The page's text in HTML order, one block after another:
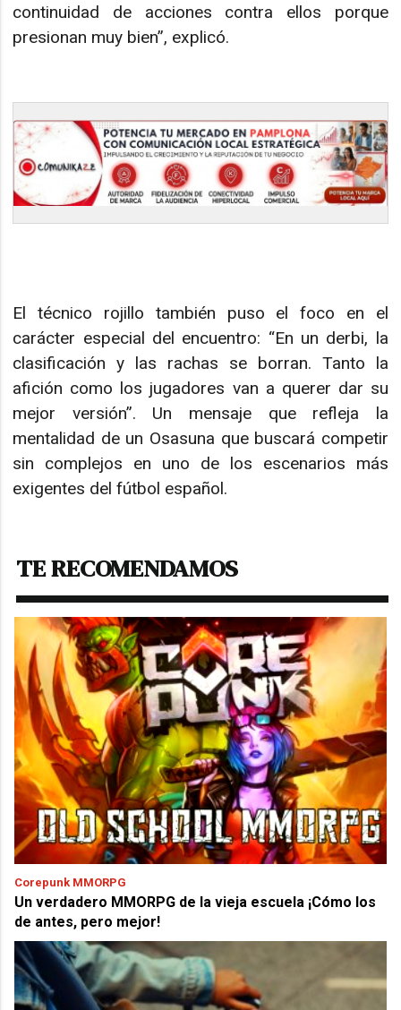
continuidad de acciones contra ellos porque
presionan muy bien”, explicó.
El técnico rojillo también puso el foco en el
carácter especial del encuentro: “En un derbi, la
clasificación y las rachas se borran. Tanto la
afición como los jugadores van a querer dar su
mejor versión”. Un mensaje que refleja la
mentalidad de un Osasuna que buscará competir
sin complejos en uno de los escenarios más
exigentes del fútbol español.
TE RECOMENDAMOS
Corepunk MMORPG
Un verdadero MMORPG de la vieja escuela ¡Cómo los
de antes, pero mejor!